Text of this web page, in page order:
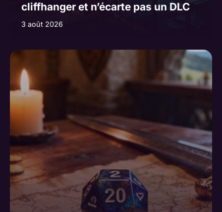
cliffhanger et n’écarte pas un DLC
3 août 2026